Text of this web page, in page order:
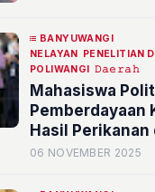
BANYUWANGI
NELAYAN PENELITIAN
POLIWANGI 𝙳𝚊𝚎𝚛𝚊𝚑
Mahasiswa
Pemberdayaan
Hasil Perikanan
06 NOVEMBER 2025